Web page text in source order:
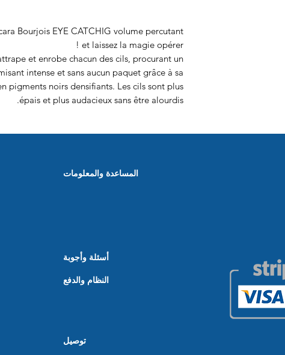
Bourjois EYE CATCHIG volume percutant
et laissez la magie opérer !
et enrobe chacun des cils, procurant un
intense et sans aucun paquet grâce à sa
pigments noirs densifiants. Les cils sont plus
épais et plus audacieux sans être alourdis.
المساعدة والمعلومات
أسئلة وأجوبة
النظام والدفع
توصيل